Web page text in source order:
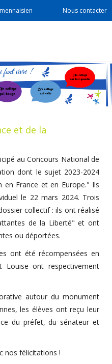
Nous contacter
et de la
au Concours National de
dont le sujet 2023-2024
France et en Europe." Ils
le 22 mars 2024. Trois
collectif : ils ont réalisé
de la Liberté" et ont
ou déportées.
ont été récompensées en
Louise ont respectivement
autour du monument
les élèves ont reçu leur
du préfet, du sénateur et
nos félicitations !